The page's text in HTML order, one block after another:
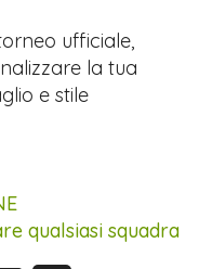
ufficiale,
la tua
e stile
qualsiasi squadra